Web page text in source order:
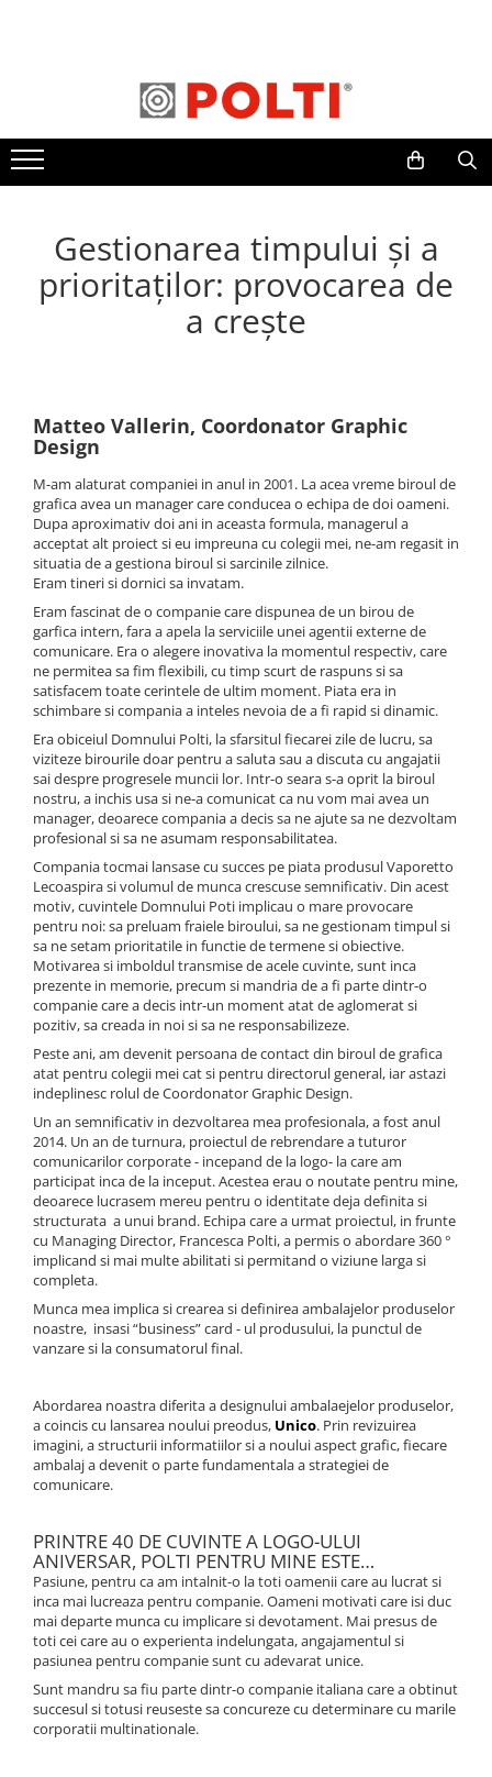
Aparate Medicale
Aspiratoare profesionale
Aspiratoare cu abur
Aspiratoare verticale
Aspiratoare fara sac
Aspiratoare cu apa
Masa | Statie de calcat
Aparate de calcat vertical
Mese de calcat profesionale
Statii de calcat cu boiler
Statii de calcat cu pompa
Fiare de calcat cu abur
Statii de calcat profesionale
Cafea și espressoare
Espresoare cu capsule
Cafea capsule
Cafea boabe
Espresoare cafea
Cafea paduri ESE 44
Aparate de curatat cu abur
Mop cu abur
Curatator aburi
Solutii pentru plosnite
Accesorii & Consumabile
Accesorii statii de calcat
Accesorii curatatoare cu abur
Accesorii aspiratoare
Accesorii dispozitive profesionale
Carduri Cadou
Pachete & Oferte
Gestionarea timpului și a
prioritaților: provocarea de
a crește
Matteo Vallerin, Coordonator Graphic
Design
M-am alaturat companiei in anul in 2001. La acea vreme biroul de
grafica avea un manager care conducea o echipa de doi oameni.
Dupa aproximativ doi ani in aceasta formula, managerul a
acceptat alt proiect si eu impreuna cu colegii mei, ne-am regasit in
situatia de a gestiona biroul si sarcinile zilnice.
Eram tineri si dornici sa invatam.
Eram fascinat de o companie care dispunea de un birou de
garfica intern, fara a apela la serviciile unei agentii externe de
comunicare. Era o alegere inovativa la momentul respectiv, care
ne permitea sa fim flexibili, cu timp scurt de raspuns si sa
satisfacem toate cerintele de ultim moment. Piata era in
schimbare si compania a inteles nevoia de a fi rapid si dinamic.
Era obiceiul Domnului Polti, la sfarsitul fiecarei zile de lucru, sa
viziteze birourile doar pentru a saluta sau a discuta cu angajatii
sai despre progresele muncii lor. Intr-o seara s-a oprit la biroul
nostru, a inchis usa si ne-a comunicat ca nu vom mai avea un
manager, deoarece compania a decis sa ne ajute sa ne dezvoltam
profesional si sa ne asumam responsabilitatea.
Compania tocmai lansase cu succes pe piata produsul Vaporetto
Lecoaspira si volumul de munca crescuse semnificativ. Din acest
motiv, cuvintele Domnului Poti implicau o mare provocare
pentru noi: sa preluam fraiele biroului, sa ne gestionam timpul si
sa ne setam prioritatile in functie de termene si obiective.
Motivarea si imboldul transmise de acele cuvinte, sunt inca
prezente in memorie, precum si mandria de a fi parte dintr-o
companie care a decis intr-un moment atat de aglomerat si
pozitiv, sa creada in noi si sa ne responsabilizeze.
Peste ani, am devenit persoana de contact din biroul de grafica
atat pentru colegii mei cat si pentru directorul general, iar astazi
indeplinesc rolul de Coordonator Graphic Design.
Un an semnificativ in dezvoltarea mea profesionala, a fost anul
2014. Un an de turnura, proiectul de rebrendare a tuturor
comunicarilor corporate - incepand de la logo- la care am
participat inca de la inceput. Acestea erau o noutate pentru mine,
deoarece lucrasem mereu pentru o identitate deja definita si
structurata a unui brand. Echipa care a urmat proiectul, in frunte
cu Managing Director, Francesca Polti, a permis o abordare 360 °
implicand si mai multe abilitati si permitand o viziune larga si
completa.
Munca mea implica si crearea si definirea ambalajelor produselor
noastre, insasi “business” card - ul produsului, la punctul de
vanzare si la consumatorul final.
Abordarea noastra diferita a designului ambalaejelor produselor,
a coincis cu lansarea noului preodus, Unico. Prin revizuirea
imagini, a structurii informatiilor si a noului aspect grafic, fiecare
ambalaj a devenit o parte fundamentala a strategiei de
comunicare.
PRINTRE 40 DE CUVINTE A LOGO-ULUI
ANIVERSAR, POLTI PENTRU MINE ESTE…
Pasiune, pentru ca am intalnit-o la toti oamenii care au lucrat si
inca mai lucreaza pentru companie. Oameni motivati care isi duc
mai departe munca cu implicare si devotament. Mai presus de
toti cei care au o experienta indelungata, angajamentul si
pasiunea pentru companie sunt cu adevarat unice.
Sunt mandru sa fiu parte dintr-o companie italiana care a obtinut
succesul si totusi reuseste sa concureze cu determinare cu marile
corporatii multinationale.